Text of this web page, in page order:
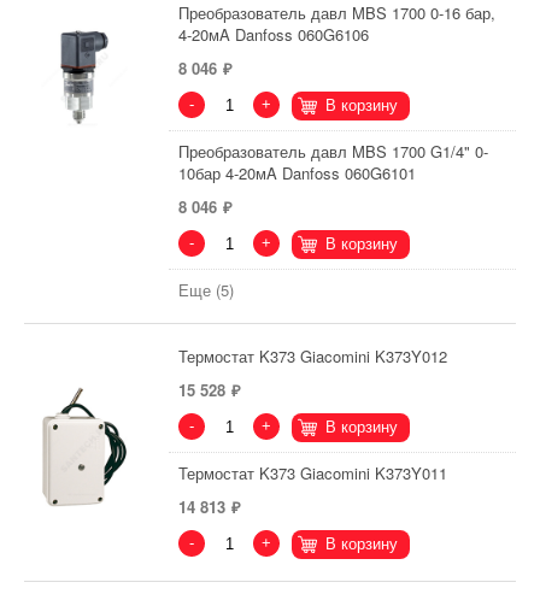
Преобразователь давл MBS 1700 0-16 бар,
4-20мA Danfoss 060G6106
8 046
- + В корзину
Преобразователь давл MBS 1700 G1/4" 0-
10бар 4-20мA Danfoss 060G6101
8 046
- + В корзину
Еще (5)
Термостат K373 Giacomini K373Y012
15 528
- + В корзину
Термостат K373 Giacomini K373Y011
14 813
- + В корзину